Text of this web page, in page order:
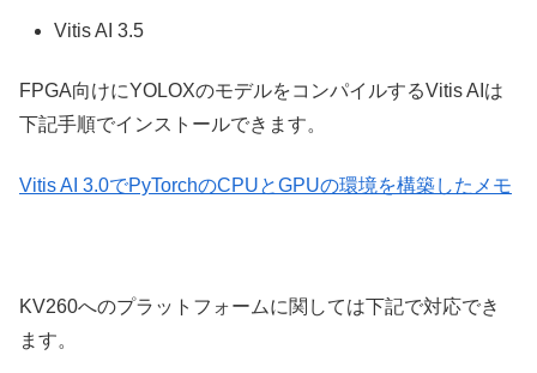
Vitis AI 3.5
FPGA向けにYOLOXのモデルをコンパイルするVitis AIは
下記手順でインストールできます。
Vitis AI 3.0でPyTorchのCPUとGPUの環境を構築したメモ
KV260へのプラットフォームに関しては下記で対応でき
ます。